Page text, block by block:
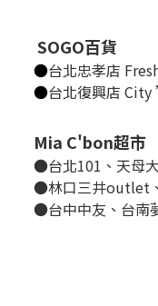
SOGO百貨
●台北忠孝店
●台北復興店
Mia C'bon超市
●台北101、天母
●林口三井outlet
●台中中友、台南